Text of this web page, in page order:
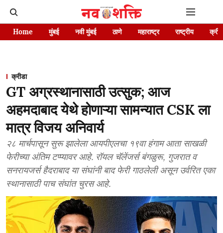
Home मुंबई नवी मुंबई ठाणे महाराष्ट्र राष्ट्रीय
क्रीडा
GT अग्रस्थानासाठी उत्सुक; आज
अहमदाबाद येथे होणाऱ्या सामन्यात CSK ला
मात्र विजय अनिवार्य
२८ मार्चपासून सुरू झालेला आयपीएलचा १९वा हंगाम आता साखळी
फेरीच्या अंतिम टप्प्यावर आहे. रॉयल चॅलेंजर्स बंगळुरू, गुजरात व
सनरायजर्स हैदराबाद या संघांनी बाद फेरी गाठलेली असून उर्वरित एका
स्थानासाठी पाच संघांत चुरस आहे.